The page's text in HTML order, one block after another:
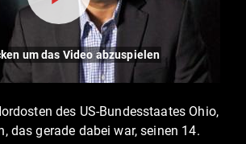
um das Video abzuspielen
des US-Bundesstaates Ohio,
das gerade dabei war, seinen 14.